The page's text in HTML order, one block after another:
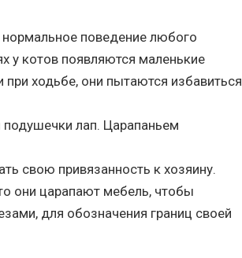
поведение любого
у котов появляются маленькие
ходьбе, они пытаются избавиться
лап. Царапаньем
свою привязанность к хозяину.
они царапают мебель, чтобы
для обозначения границ своей